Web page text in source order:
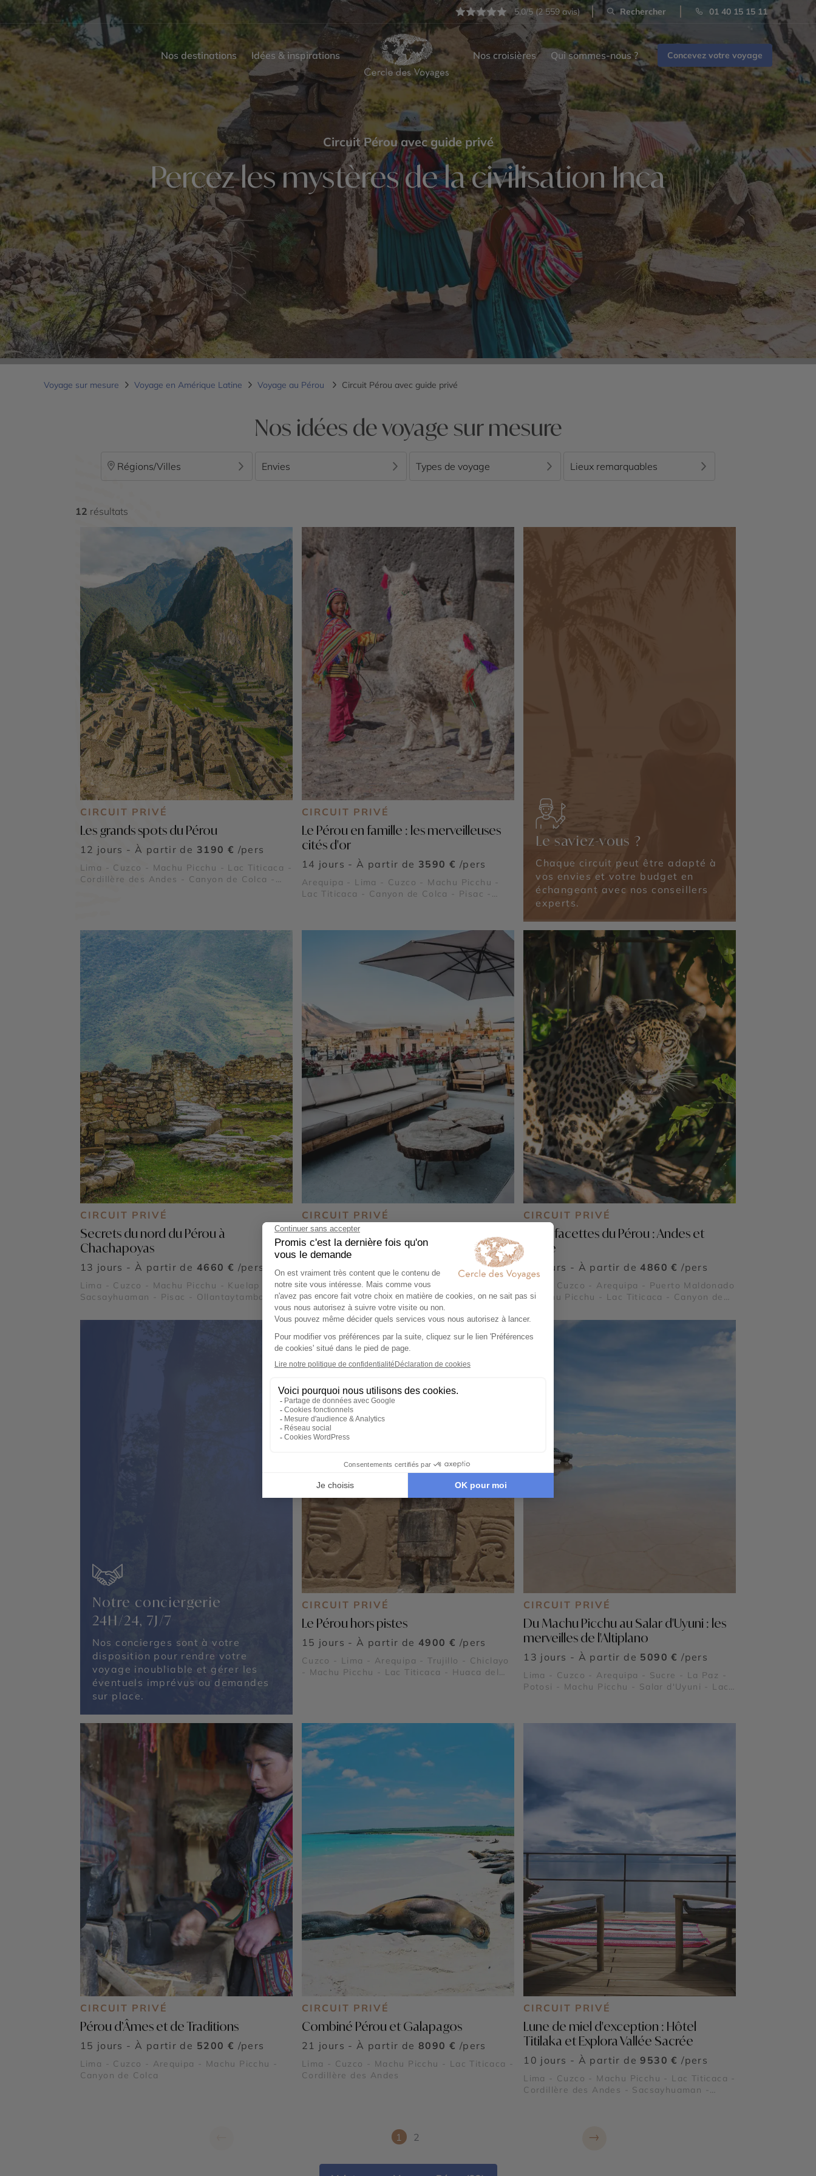
5,0/5 (2 559 avis) Rechercher 01 40 15 15 11
Nos destinations Idées & inspirations Nos croisières Qui sommes-nous ? Concevez votre voyage
Circuit Pérou avec guide privé
Percez les mystères de la civilisation Inca
Voyage sur mesure Voyage en Amérique Latine Voyage au Pérou Circuit Pérou avec guide privé
Nos idées de voyage sur mesure
Régions/Villes Envies Types de voyage Lieux remarquables
12 résultats
CIRCUIT PRIVÉ
Les grands spots du Pérou
12 jours - À partir de 3190 € /pers
Lima - Cuzco - Machu Picchu - Lac Titicaca -
Cordillère des Andes - Canyon de Colca -
CIRCUIT PRIVÉ
Le Pérou en famille : les merveilleuses
cités d'or
14 jours - À partir de 3590 € /pers
Arequipa - Lima - Cuzco - Machu Picchu -
Lac Titicaca - Canyon de Colca - Pisac -
Le saviez-vous ?
Chaque circuit peut être adapté à
vos envies et votre budget en
échangeant avec nos conseillers
experts.
CIRCUIT PRIVÉ
Secrets du nord du Pérou à
Chachapoyas
13 jours - À partir de 4660 € /pers
Lima - Cuzco - Machu Picchu - Kuelap -
Sacsayhuaman - Pisac - Ollantaytambo
CIRCUIT PRIVÉ
Best of Pérou en hôtels de charme et
confidentiels
13 jours - À partir de 4760 € /pers
Lima - Cuzco - Arequipa - Machu Picchu -
Lac Titicaca - Cordillère des Andes -
Sacsayhuaman - Ollantaytambo - Pisac
CIRCUIT PRIVÉ
Deux facettes du Pérou : Andes et
Jungle
14 jours - À partir de 4860 € /pers
Lima - Cuzco - Arequipa - Puerto Maldonado
- Machu Picchu - Lac Titicaca - Canyon de
Notre conciergerie
24H/24, 7J/7
Nos concierges sont à votre
disposition pour rendre votre
voyage inoubliable et gérer les
éventuels imprévus ou demandes
sur place.
CIRCUIT PRIVÉ
Le Pérou hors pistes
15 jours - À partir de 4900 € /pers
Cuzco - Lima - Arequipa - Trujillo - Chiclayo
- Machu Picchu - Lac Titicaca - Huaca del
CIRCUIT PRIVÉ
Du Machu Picchu au Salar d'Uyuni : les
merveilles de l'Altiplano
13 jours - À partir de 5090 € /pers
Lima - Cuzco - Arequipa - Sucre - La Paz -
Potosi - Machu Picchu - Salar d'Uyuni - Lac
CIRCUIT PRIVÉ
Pérou d’Âmes et de Traditions
15 jours - À partir de 5200 € /pers
Lima - Cuzco - Arequipa - Machu Picchu -
Canyon de Colca
CIRCUIT PRIVÉ
Combiné Pérou et Galapagos
21 jours - À partir de8090 € /pers
Lima - Cuzco - Machu Picchu - Lac Titicaca -
Cordillère des Andes
CIRCUIT PRIVÉ
Lune de miel d'exception : Hôtel
Titilaka et Explora Vallée Sacrée
10 jours - À partir de9530 € /pers
Lima - Cuzco - Machu Picchu - Lac Titicaca -
Cordillère des Andes - Sacsayhuaman -
1 2 →